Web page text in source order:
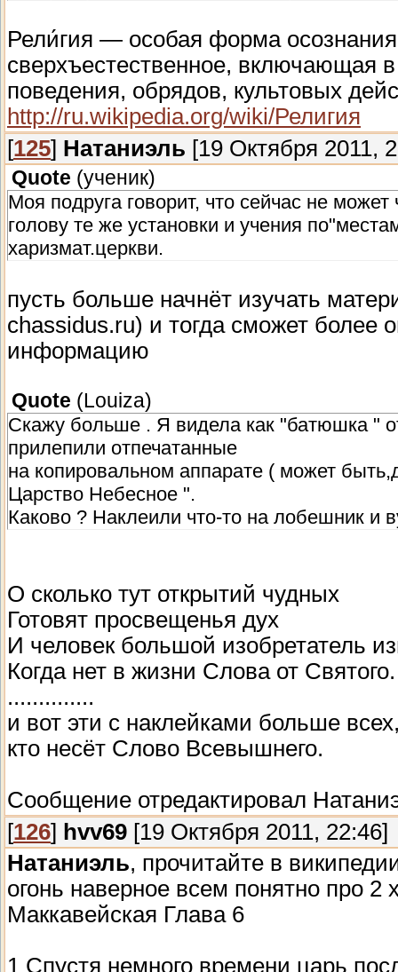
Рели́гия — особая форма
сверхъестественное, включающая
поведения, обрядов, культовых
http://ru.wikipedia.org/wiki/Религия
[125] Натаниэль [19 Октября 2011,
Quote (ученик)
Моя подруга говорит, что сейчас не
голову те же установки и учения
харизмат.церкви.
пусть больше начнёт изучать
chassidus.ru) и тогда сможет более
информацию
Quote (Louiza)
Скажу больше . Я видела как "батюшка "
прилепили отпечатанные
на копировальном аппарате ( может
Царство Небесное ".
Каково ? Наклеили что-то на лобешник и
О сколько тут открытий чудных
Готовят просвещенья дух
И человек большой изобретатель
Когда нет в жизни Слова от Святого.
..............
и вот эти с наклейками больше
кто несёт Слово Всевышнего.
Сообщение отредактировал
[126] hvv69 [19 Октября 2011, 22:46]
Натаниэль, прочитайте в
огонь наверное всем понятно про
Маккавейская Глава 6
1 Спустя немного времени царь